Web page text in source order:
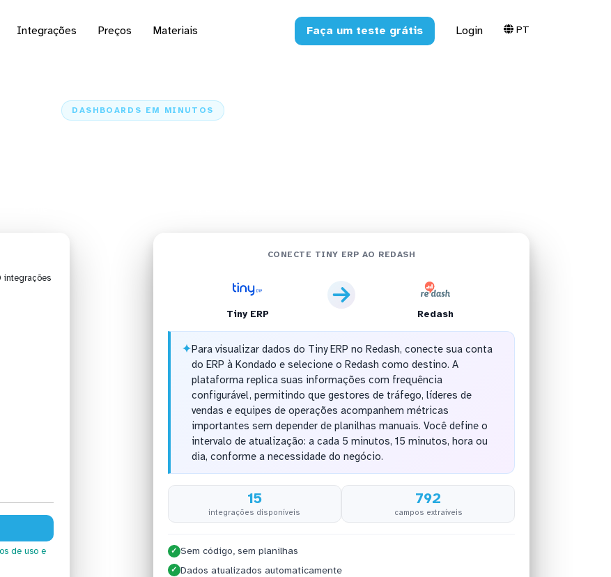
Integrações Preços Materiais Faça um teste grátis Login PT
DASHBOARDS EM MINUTOS
integrações
de uso e
CONECTE TINY ERP AO REDASH
Tiny ERP Redash
✦Para visualizar dados do Tiny ERP no Redash, conecte sua conta
do ERP à Kondado e selecione o Redash como destino. A
plataforma replica suas informações com frequência
configurável, permitindo que gestores de tráfego, líderes de
vendas e equipes de operações acompanhem métricas
importantes sem depender de planilhas manuais. Você define o
intervalo de atualização: a cada 5 minutos, 15 minutos, hora ou
dia, conforme a necessidade do negócio.
15
integrações disponíveis
792
campos extraíveis
✓ Sem código, sem planilhas
✓ Dados atualizados automaticamente